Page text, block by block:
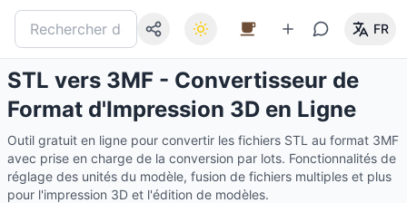
FR
STL vers 3MF - Convertisseur de
Format d'Impression 3D en Ligne
Outil gratuit en ligne pour convertir les fichiers STL au format 3MF
avec prise en charge de la conversion par lots. Fonctionnalités de
réglage des unités du modèle, fusion de fichiers multiples et plus
pour l'impression 3D et l'édition de modèles.